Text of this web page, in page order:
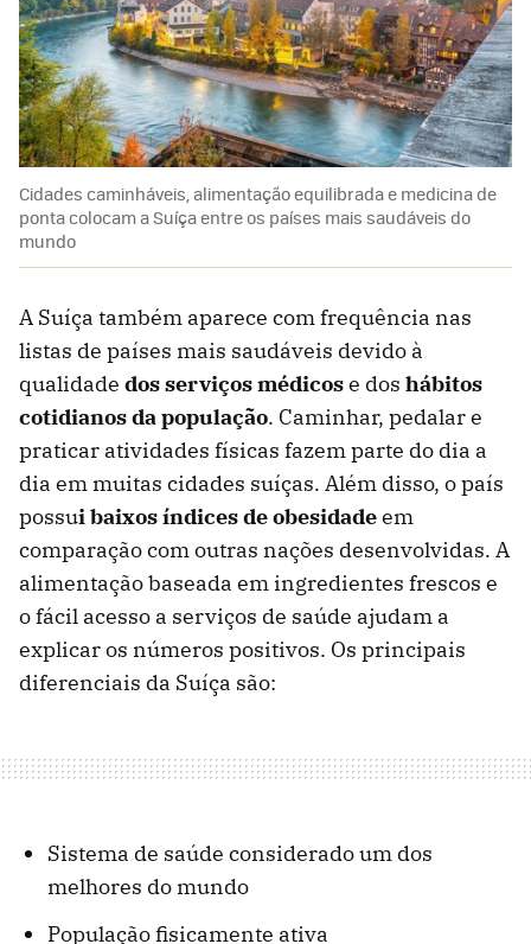
Cidades caminháveis, alimentação equilibrada e medicina de
ponta colocam a Suíça entre os países mais saudáveis do
mundo
A Suíça também aparece com frequência nas
listas de países mais saudáveis devido à
qualidade dos serviços médicose dos hábitos
cotidianos da população. Caminhar, pedalar e
praticar atividades físicas fazem parte do dia a
dia em muitas cidades suíças. Além disso, o país
possui baixos índices de obesidadeem
comparação com outras nações desenvolvidas. A
alimentação baseada em ingredientes frescos e
o fácil acesso a serviços de saúde ajudam a
explicar os números positivos. Os principais
diferenciais da Suíça são:
Sistema de saúde considerado um dos
melhores do mundo
População fisicamente ativa